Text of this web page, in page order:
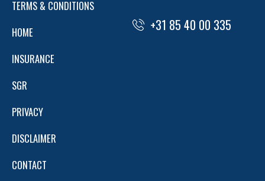
TERMS & CONDITIONS
HOME
INSURANCE
SGR
PRIVACY
DISCLAIMER
CONTACT
+31 85 40 00 335